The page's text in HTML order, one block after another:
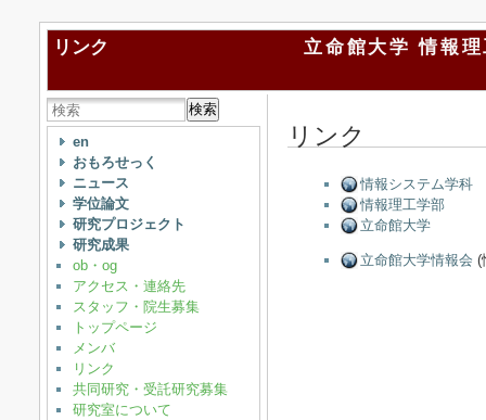
リンク 立命館大学 情報
検索
en
おもろせっく
ニュース
学位論文
研究プロジェクト
研究成果
ob・og
アクセス・連絡先
スタッフ・院生募集
トップページ
メンバ
リンク
共同研究・受託研究募集
研究室について
リンク
情報システム学科
情報理工学部
立命館大学
立命館大学情報会 (